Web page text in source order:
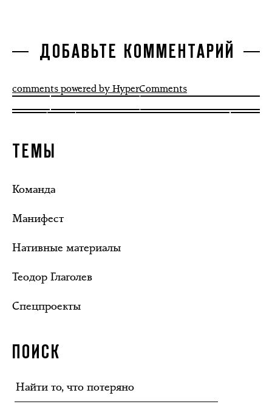
ДОБАВЬТЕ КОММЕНТАРИЙ
comments powered by HyperComments
ТЕМЫ
Команда
Манифест
Нативные материалы
Теодор Глаголев
Спецпроекты
ПОИСК